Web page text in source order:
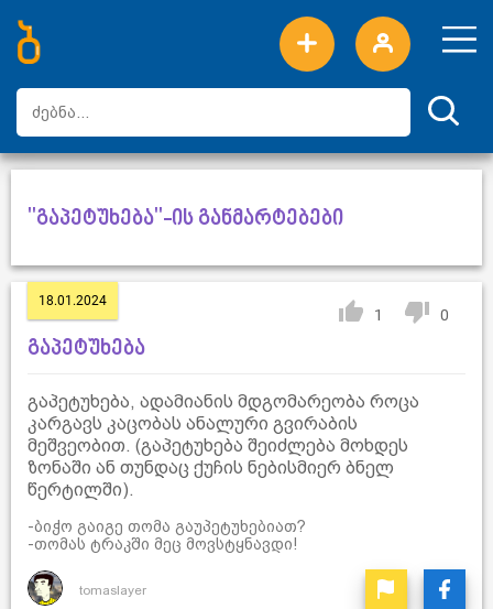
ახალი სიტყვები
ტოპ სიტყვები
დღის ტოპ სიტყვები
ტოპ მომხმარებლები
"გაპეტუხება"-ის განმარტებები
18.01.2024
1 0
გაპეტუხება
გაპეტუხება, ადამიანის მდგომარეობა როცა
კარგავს კაცობას ანალური გვირაბის
მეშვეობით. (გაპეტუხება შეიძლება მოხდეს
ზონაში ან თუნდაც ქუჩის ნებისმიერ ბნელ
წერტილში).
-ბიჭო გაიგე თომა გაუპეტუხებიათ?
-თომას ტრაკში მეც მოვსტყნავდი!
tomaslayer